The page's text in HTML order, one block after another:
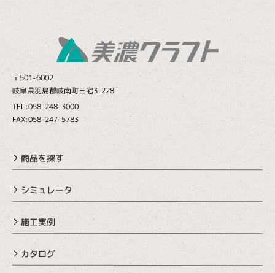
〒501-6002
岐阜県羽島郡岐南町三宅3-228
TEL:058-248-3000
FAX:058-247-5783
商品を探す
シミュレータ
施工実例
カタログ